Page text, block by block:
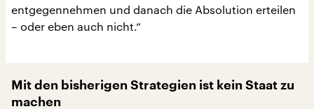
entgegennehmen und danach die Absolution erteilen
– oder eben auch nicht.“
Mit den bisherigen Strategien ist kein Staat zu
machen